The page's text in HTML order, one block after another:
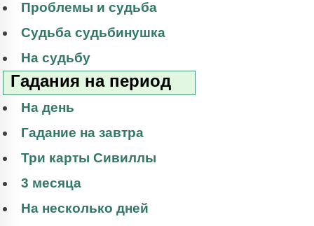
Проблемы и судьба
Судьба судьбинушка
На судьбу
Гадания на период
На день
Гадание на завтра
Три карты Сивиллы
3 месяца
На несколько дней